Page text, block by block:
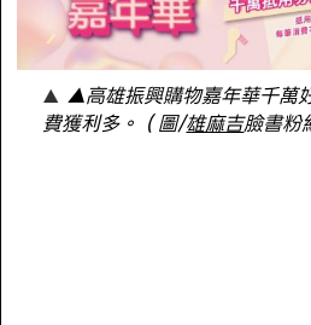
▲高雄振興購物嘉年華千萬
費獲利多。（圖/雄麻吉臉書粉